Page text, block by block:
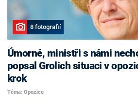
8 fotografií
Úmorné, ministři s námi
popsal Grolich situaci v
krok
Téma: Opozice